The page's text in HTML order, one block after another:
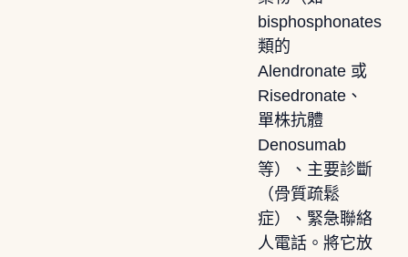
bisphosphonates
類的
Alendronate 或
Risedronate、
單株抗體
Denosumab
等）、主要診斷
（骨質疏鬆
症）、緊急聯絡
人電話。將它放